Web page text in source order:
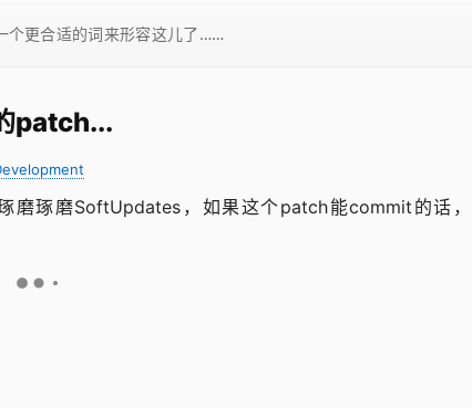
个更合适的词来形容这儿了……
patch...
琢磨SoftUpdates，如果这个patch能commit的话，